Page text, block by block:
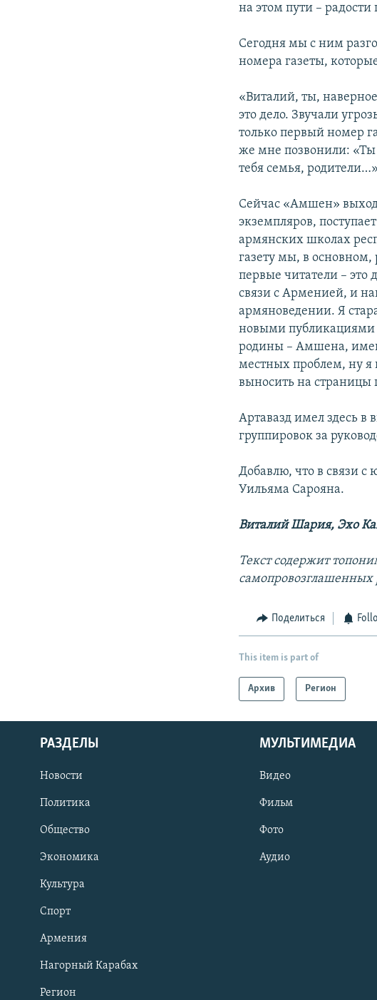
на этом пути – радости
Сегодня мы с ним
номера газеты,
«Виталий, ты,
это дело. Звучали
только первый номер
же мне позвонили:
тебя семья, родители…»
Сейчас «Амшен»
экземпляров,
армянских школах
газету мы, в
первые читатели –
связи с Арменией, и
армяноведении. Я
новыми публикациями
родины – Амшена,
местных проблем, ну я
выносить на страницы
Артавазд имел здесь в
группировок за
Добавлю, что в связи
Уильяма Сарояна.
Виталий Шария, Эхо
Текст содержит
Поделиться
This item is part of
Архив Регион
РАЗДЕЛЫ
Новости
Политика
Общество
Экономика
Культура
Спорт
Армения
Нагорный Карабах
Регион
МУЛЬТИМЕДИА
Видео
Фильм
Фото
Аудио